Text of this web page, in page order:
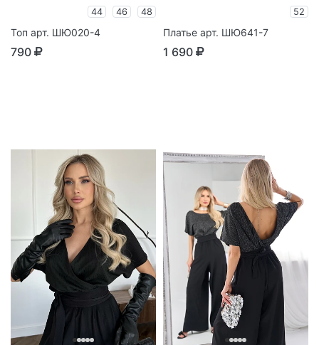
44 46 48
Топ арт. ШЮ020-4
790
52
Платье арт. ШЮ641-7
1 690